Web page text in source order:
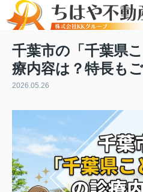
千葉市の「千葉県
療内容は？特長も
2026.05.26